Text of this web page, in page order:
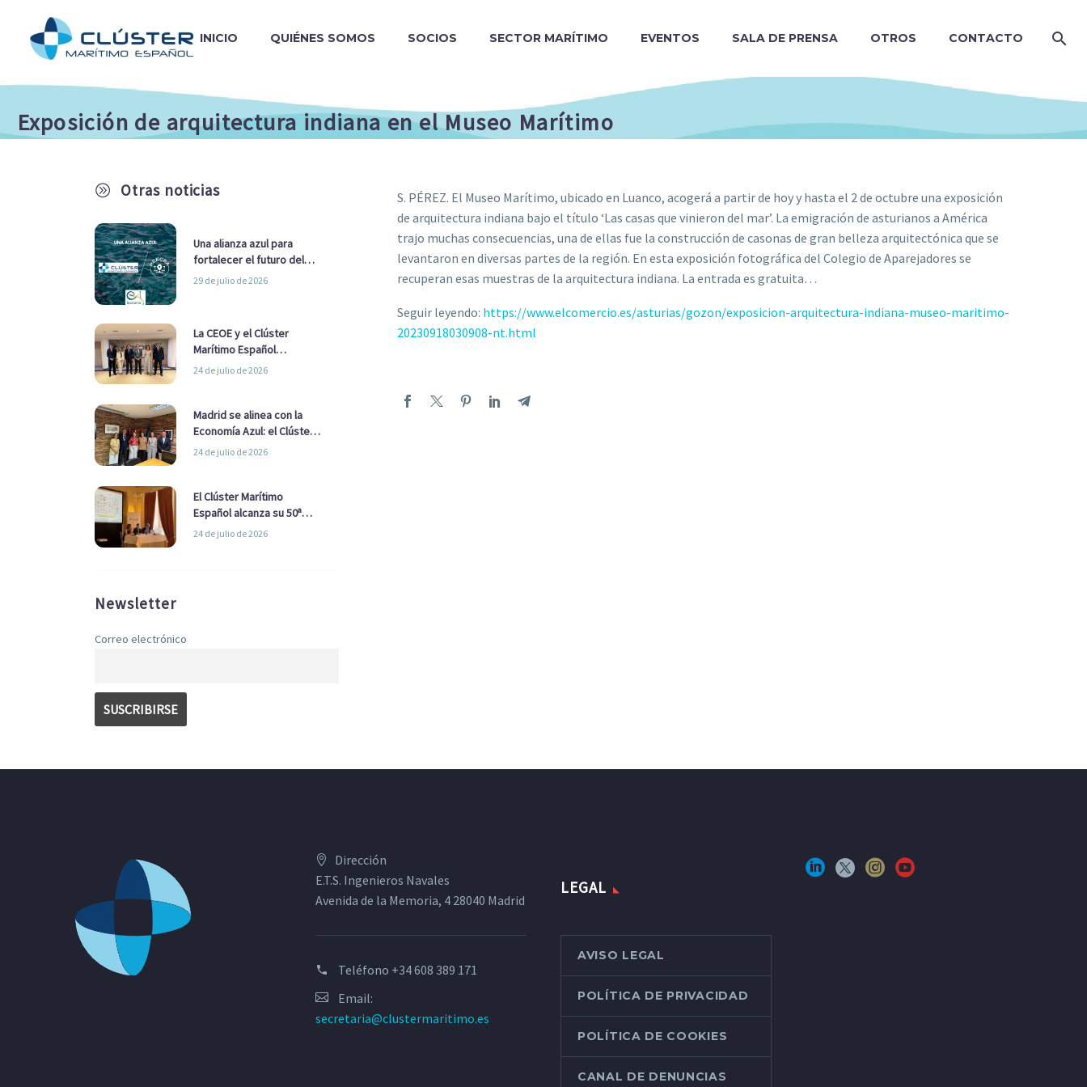
INICIO QUIÉNES SOMOS SOCIOS SECTOR MARÍTIMO EVENTOS SALA DE PRENSA OTROS CONTACTO
Exposición de arquitectura indiana en el Museo Marítimo
A Otras noticias
Una alianza azul para
fortalecer el futuro del
sector marítimo
29 de julio de 2026
La CEOE y el Clúster
Marítimo Español
refuerzan su alianza para
24 de julio de 2026
Madrid se alinea con la
Economía Azul: el Clúster
Marítimo Español y la Real
Ayuntamiento
24 de julio de 2026
El Clúster Marítimo
Español alcanza su 50ª
Asamblea reafirmando su
24 de julio de 2026
Newsletter
Correo electrónico
S. PÉREZ. El Museo Marítimo, ubicado en Luanco, acogerá a partir de hoy y hasta el 2 de octubre una exposición
de arquitectura indiana bajo el título ‘Las casas que vinieron del mar’. La emigración de asturianos a América
trajo muchas consecuencias, una de ellas fue la construcción de casonas de gran belleza arquitectónica que se
levantaron en diversas partes de la región. En esta exposición fotográfica del Colegio de Aparejadores se
recuperan esas muestras de la arquitectura indiana. La entrada es gratuita…
Seguir leyendo: https://www.elcomercio.es/asturias/gozon/exposicion-arquitectura-indiana-museo-maritimo-
20230918030908-nt.html
Dirección
E.T.S. Ingenieros Navales
Avenida de la Memoria, 4 28040 Madrid
Teléfono +34 608 389 171
Email:
secretaria@clustermaritimo.es
LEGAL
AVISO LEGAL
POLÍTICA DE PRIVACIDAD
POLÍTICA DE COOKIES
CANAL DE DENUNCIAS